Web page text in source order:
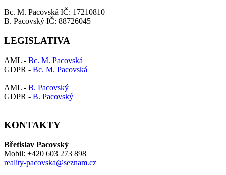
Bc. M. Pacovská IČ: 17210810
B. Pacovský IČ: 88726045
LEGISLATIVA
AML - Bc. M. Pacovská
GDPR - Bc. M. Pacovská
AML - B. Pacovský
GDPR - B. Pacovský
KONTAKTY
Břetislav Pacovský
Mobil: +420 603 273 898
reality-pacovska@seznam.cz